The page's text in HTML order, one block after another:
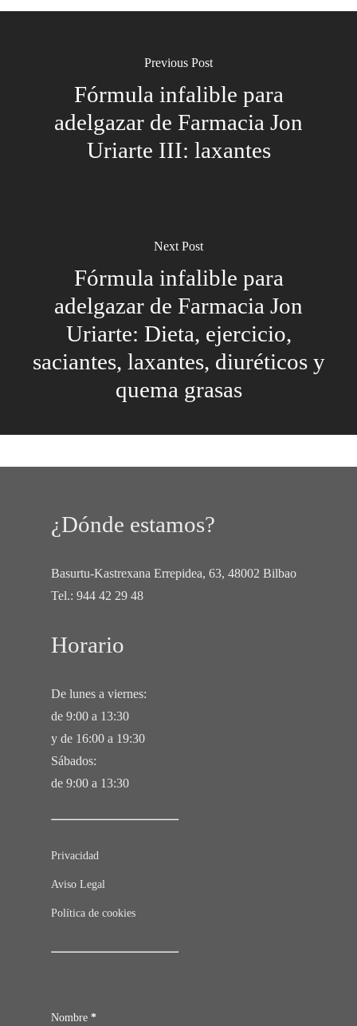
Previous Post
Fórmula infalible para
adelgazar de Farmacia Jon
Uriarte III: laxantes
Next Post
Fórmula infalible para
adelgazar de Farmacia Jon
Uriarte: Dieta, ejercicio,
saciantes, laxantes, diuréticos y
quema grasas
¿Dónde estamos?
Basurtu-Kastrexana Errepidea, 63, 48002 Bilbao
Tel.: 944 42 29 48
Horario
De lunes a viernes:
de 9:00 a 13:30
y de 16:00 a 19:30
Sábados:
de 9:00 a 13:30
Privacidad
Aviso Legal
Política de cookies
Contacto
Nombre *